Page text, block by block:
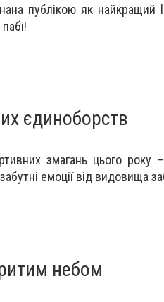
публікою як
єдиноборств
змагань цього року –
емоції від видовища
небом